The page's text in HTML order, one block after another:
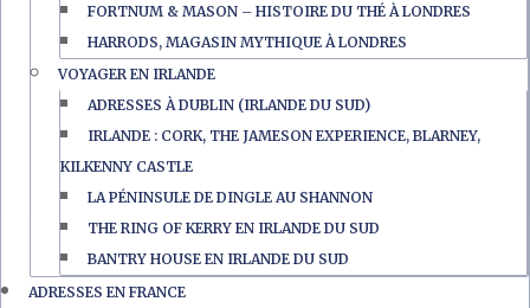
FORTNUM & MASON – HISTOIRE DU THÉ À LONDRES
HARRODS, MAGASIN MYTHIQUE À LONDRES
VOYAGER EN IRLANDE
ADRESSES À DUBLIN (IRLANDE DU SUD)
IRLANDE : CORK, THE JAMESON EXPERIENCE, BLARNEY,
KILKENNY CASTLE
LA PÉNINSULE DE DINGLE AU SHANNON
THE RING OF KERRY EN IRLANDE DU SUD
BANTRY HOUSE EN IRLANDE DU SUD
ADRESSES EN FRANCE